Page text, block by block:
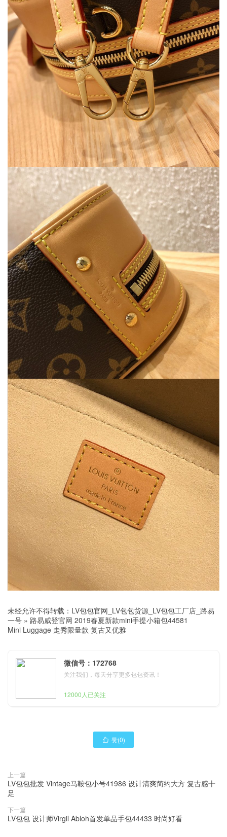
未经允许不得转载： LV包包官网_LV包包货源_LV包包工厂店_路易
一号 » 路易威登官网 2019春夏新款mini手提小箱包44581
Mini Luggage 走秀限量款 复古又优雅
微信号：172768
关注我们，每天分享更多包包资讯！
12000人已关注
 赞(0)
上一篇
LV包包批发 Vintage马鞍包小号41986 设计清爽简约大方 复古感十
足
下一篇
LV包包 设计师Virgil Abloh首发单品手包44433 时尚好看